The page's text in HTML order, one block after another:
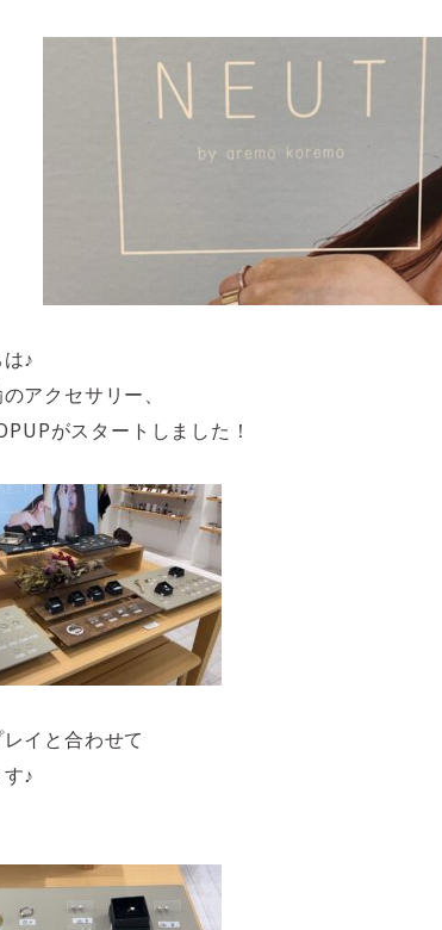
♪
アクセサリー、
がスタートしました！
イと合わせて
♪